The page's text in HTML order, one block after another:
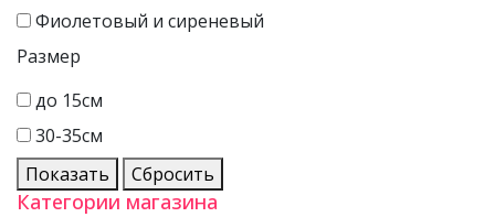
Фиолетовый и сиреневый
Размер
до 15см
30-35см
Показать
Сбросить
Категории магазина